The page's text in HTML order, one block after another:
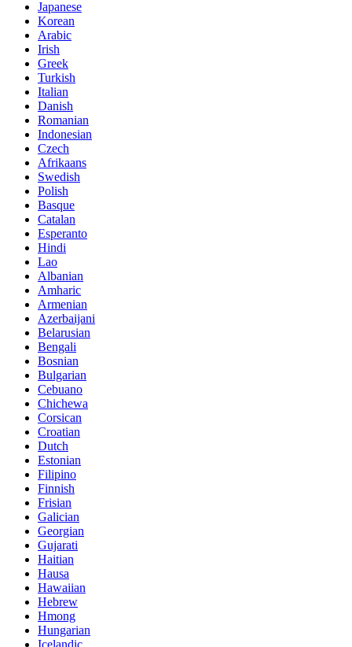
Japanese
Korean
Arabic
Irish
Greek
Turkish
Italian
Danish
Romanian
Indonesian
Czech
Afrikaans
Swedish
Polish
Basque
Catalan
Esperanto
Hindi
Lao
Albanian
Amharic
Armenian
Azerbaijani
Belarusian
Bengali
Bosnian
Bulgarian
Cebuano
Chichewa
Corsican
Croatian
Dutch
Estonian
Filipino
Finnish
Frisian
Galician
Georgian
Gujarati
Haitian
Hausa
Hawaiian
Hebrew
Hmong
Hungarian
Icelandic